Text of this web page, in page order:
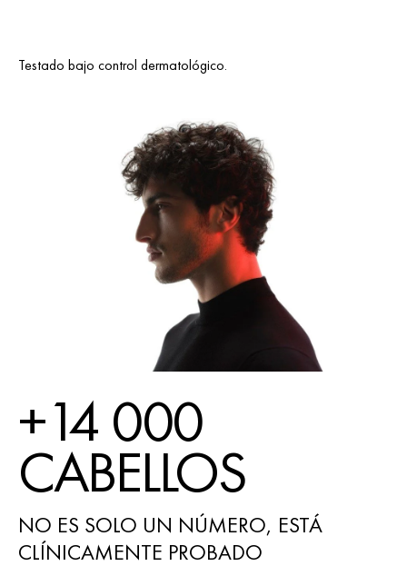
Testado bajo control dermatológico.
+14 000
CABELLOS
NO ES SOLO UN NÚMERO, ESTÁ
CLÍNICAMENTE PROBADO